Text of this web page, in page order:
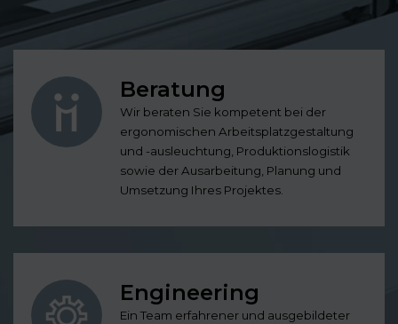
Beratung
Wir beraten Sie kompetent bei der
ergonomischen Arbeitsplatzgestaltung
und -ausleuchtung, Produktionslogistik
sowie der Ausarbeitung, Planung und
Umsetzung Ihres Projektes.
Engineering
Ein Team erfahrener und ausgebildeter